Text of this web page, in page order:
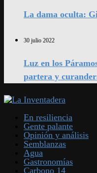
La dama oculta:
30 julio 2022
Luz en los
partera y
En resiliencia
Gente palante
Opinión y análisis
Semblanzas
Agua
Gastronomías
Carbono 14